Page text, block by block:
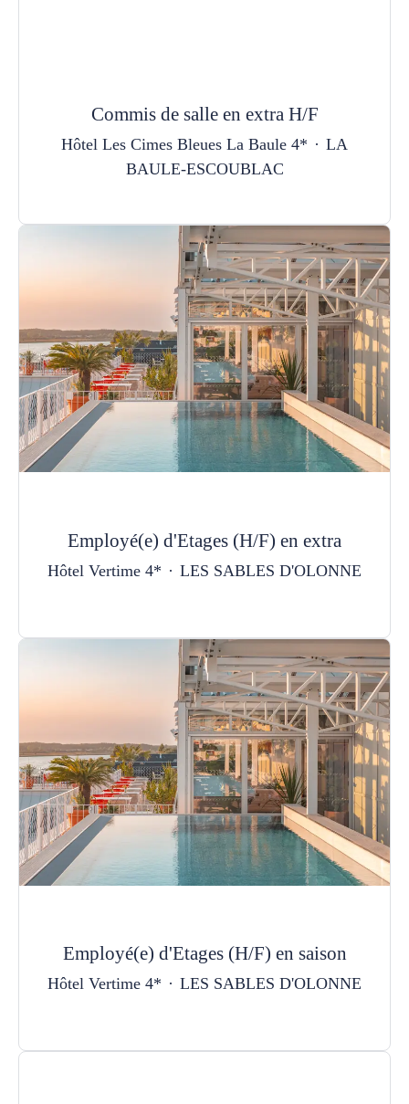
Commis de salle en extra H/F
Hôtel Les Cimes Bleues La Baule 4* · LA
BAULE-ESCOUBLAC
Employé(e) d'Etages (H/F) en extra
Hôtel Vertime 4* · LES SABLES D'OLONNE
Employé(e) d'Etages (H/F) en saison
Hôtel Vertime 4* · LES SABLES D'OLONNE